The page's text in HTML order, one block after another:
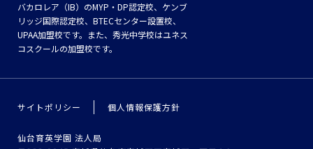
バカロレア（IB）のMYP・DP認定校、ケンブ
リッジ国際認定校、BTECセンター設置校、
UPAA加盟校です。また、秀光中学校はユネス
コスクールの加盟校です。
サイトポリシー 個人情報保護方針
仙台育英学園 法人局